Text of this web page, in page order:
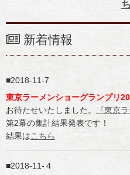
新着情報
2018-11-7
東京ラーメンショーグランプリ
お待たせいたしました。
『東京
第2幕の集計結果発表です！
結果はこちら
2018-11-４